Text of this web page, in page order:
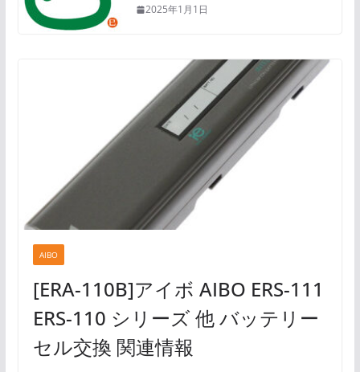
2025年1月1日
AIBO
[ERA-110B]アイボ AIBO ERS-111
ERS-110 シリーズ 他 バッテリー
セル交換 関連情報